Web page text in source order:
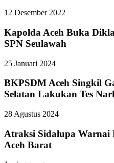
12 Desember 2022
Kapolda Aceh Buka
SPN Seulawah
25 Januari 2024
BKPSDM Aceh Singkil
Selatan Lakukan Tes
28 Agustus 2024
Atraksi Sidalupa Warnai
Aceh Barat